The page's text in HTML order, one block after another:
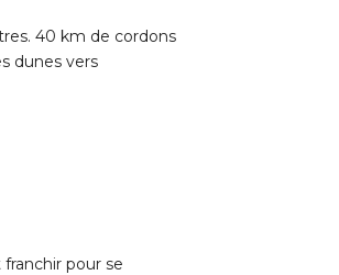
40 km de cordons
dunes vers
franchir pour se